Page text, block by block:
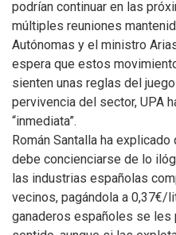
podrían continuar en las
múltiples reuniones
Autónomas y el ministro
espera que estos
sienten unas reglas del
pervivencia del sector, UPA
“inmediata”.
Román Santalla ha
debe concienciarse de lo
las industrias españolas
vecinos, pagándola a 0,37€/
ganaderos españoles se les